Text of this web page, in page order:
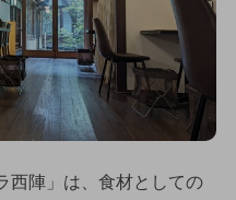
西陣」は、食材としての